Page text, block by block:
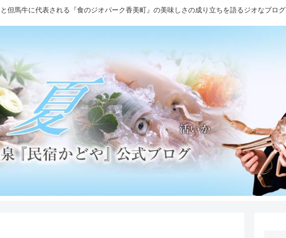
但馬牛に代表される『食のジオパーク香美町』の美味しさの成り立ちを語るジオなブログ